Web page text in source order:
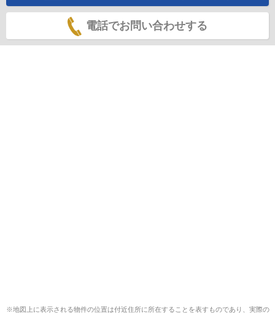
電話でお問い合わせする
※地図上に表示される物件の位置は付近住所に所在することを表すものであり、実際の